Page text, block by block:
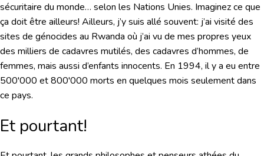
sécuritaire du monde… selon les Nations Unies. Imaginez ce que
ça doit être ailleurs! Ailleurs, j’y suis allé souvent: j’ai visité des
sites de génocides au Rwanda où j’ai vu de mes propres yeux
des milliers de cadavres mutilés, des cadavres d’hommes, de
femmes, mais aussi d’enfants innocents. En 1994, il y a eu entre
500'000 et 800'000 morts en quelques mois seulement dans
ce pays.
Et pourtant!